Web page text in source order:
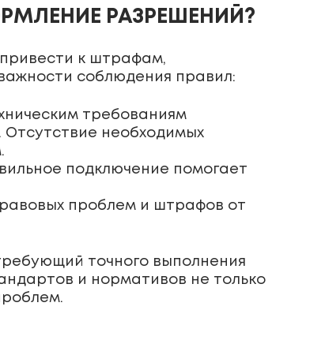
РАЗРЕШЕНИЙ?
к штрафам,
соблюдения правил:
требованиям
Отсутствие необходимых
подключение помогает
проблем и штрафов от
точного выполнения
и нормативов не только